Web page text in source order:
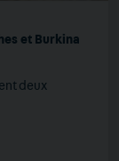
et Burkina
deux